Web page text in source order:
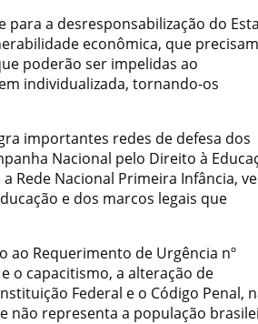
a desresponsabilização do
econômica, que
poderão ser impelidas ao
individualizada, tornando-os
importantes redes de defesa dos
Nacional pelo Direito à
Rede Nacional Primeira Infância,
e dos marcos legais que
Requerimento de Urgência nº
o capacitismo, a alteração de
Federal e o Código Penal,
não representa a população